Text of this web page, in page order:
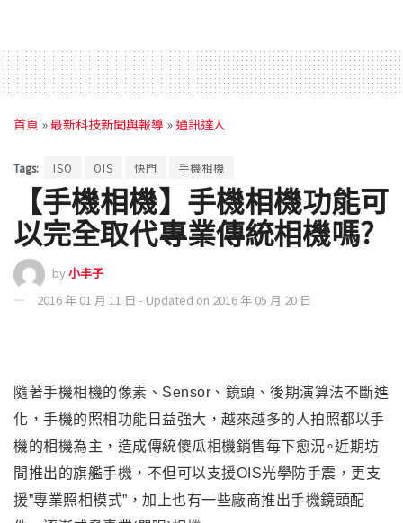
首頁 »最新科技新聞與報導 »通訊達人
Tags: ISO OIS 快門 手機相機
【手機相機】手機相機功能可
以完全取代專業傳統相機嗎?
by小丰子
2016 年 01 月 11 日 - Updated on 2016 年 05 月 20 日
隨著手機相機的像素、Sensor、鏡頭、後期演算法不斷進
化，手機的照相功能日益強大，越來越多的人拍照都以手
機的相機為主，造成傳統傻瓜相機銷售每下愈況∘近期坊
間推出的旗艦手機，不但可以支援OIS光學防手震，更支
援”專業照相模式”，加上也有一些廠商推出手機鏡頭配